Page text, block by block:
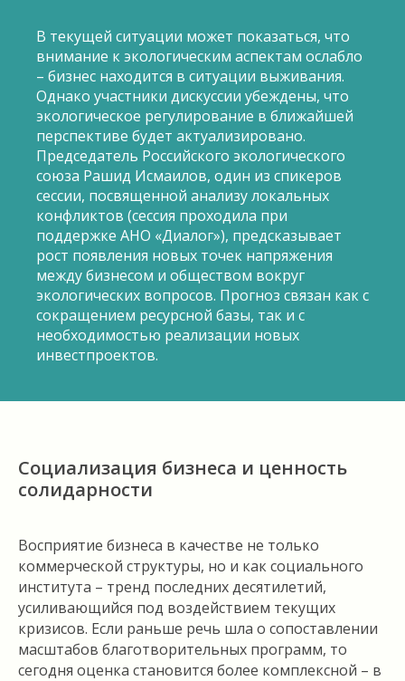
В текущей ситуации может показаться, что
внимание к экологическим аспектам ослабло
– бизнес находится в ситуации выживания.
Однако участники дискуссии убеждены, что
экологическое регулирование в ближайшей
перспективе будет актуализировано.
Председатель Российского экологического
союза Рашид Исмаилов, один из спикеров
сессии, посвященной анализу локальных
конфликтов (сессия проходила при
поддержке АНО «Диалог»), предсказывает
рост появления новых точек напряжения
между бизнесом и обществом вокруг
экологических вопросов. Прогноз связан как с
сокращением ресурсной базы, так и с
необходимостью реализации новых
инвестпроектов.
Социализация бизнеса и ценность
солидарности
Восприятие бизнеса в качестве не только
коммерческой структуры, но и как социального
института – тренд последних десятилетий,
усиливающийся под воздействием текущих
кризисов. Если раньше речь шла о сопоставлении
масштабов благотворительных программ, то
сегодня оценка становится более комплексной – в